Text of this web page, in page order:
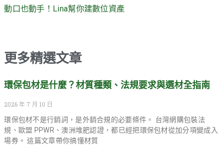
動口也動手！Lina幫你建數位資產
更多精選文章
環保包材是什麼？材質種類、法規要求與選材全指南
2026 年 7 月 10 日
環保包材不是行銷詞，是外銷合規的必要條件。 台灣網購包裝法
規、歐盟 PPWR、澳洲堆肥認證，都已經把環保包材從加分項變成入
場券。 這篇文章帶你搞懂材質